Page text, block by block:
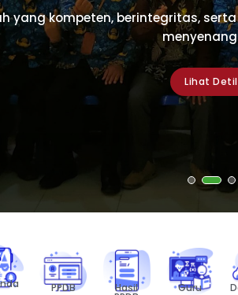
yang kompeten, berintegritas,
Lihat Detil
membentuk karakter
PPDB Hasil Guru